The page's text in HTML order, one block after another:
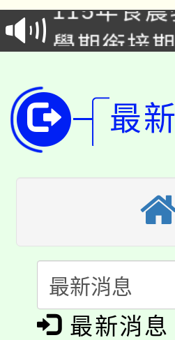
程
學期銜接
版
公告本校
代理(課)
「2026金
車」活動
桃園市
生本土語
公告本校
代理(課)
公告本校
代理(課)
轉知中國
《TA101
淨零綠生
最
最新消息